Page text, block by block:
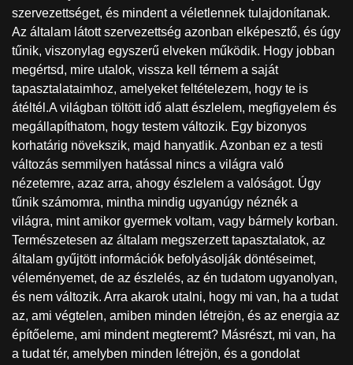
szervezettséget, és mindent a véletlennek tulajdonítanak.
Az általam látott szervezettség azonban elképesztő, és úgy
tűnik, viszonylag egyszerű elveken működik. Hogy jobban
megértsd, mire utalok, vissza kell térnem a saját
tapasztalataimhoz, amelyeket feltételezem, hogy te is
átéltél.A világban töltött idő alatt észlelem, megfigyelem és
megállapíthatom, hogy testem változik. Egy bizonyos
korhatárig növekszik, majd hanyatlik. Azonban ez a testi
változás semmilyen hatással nincs a világra való
nézetemre, azaz arra, ahogy észlelem a valóságot. Úgy
tűnik számomra, mintha mindig ugyanúgy néznék a
világra, mint amikor gyermek voltam, vagy bármely korban.
Természetesen az általam megszerzett tapasztalatok, az
általam gyűjtött információk befolyásolják döntéseimet,
véleményemet, de az észlelés, az én tudatom ugyanolyan,
és nem változik. Arra akarok utalni, hogy mi van, ha a tudat
az, ami végtelen, amiben minden létrejön, és az energia az
építőeleme, ami mindent megteremt? Másrészt, mi van, ha
a tudat tér, amelyben minden létrejön, és a gondolat